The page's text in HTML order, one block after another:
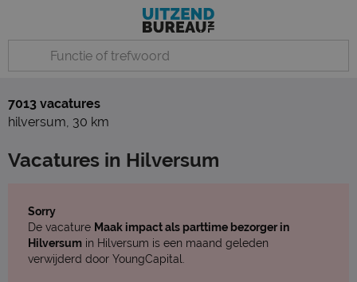
7013 vacatures
hilversum, 30 km
Vacatures in Hilversum
Sorry
De vacature Maak impact als parttime bezorger in
Hilversum in Hilversum is een maand geleden
verwijderd door YoungCapital.